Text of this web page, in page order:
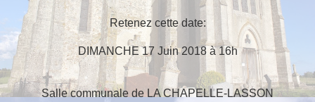
Retenez cette date:
DIMANCHE 17 Juin 2018 à 16h
Salle communale de LA CHAPELLE-LASSON